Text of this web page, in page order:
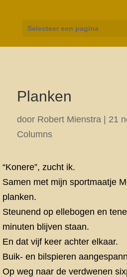
Selecteer een pagina
Planken
door Robert Mienstra| 21
Columns
“Konere”, zucht ik.
Samen met mijn sportmaatje
planken.
Steunend op ellebogen en
minuten blijven staan.
En dat vijf keer achter elkaar.
Buik- en bilspieren
Op weg naar de verdwenen